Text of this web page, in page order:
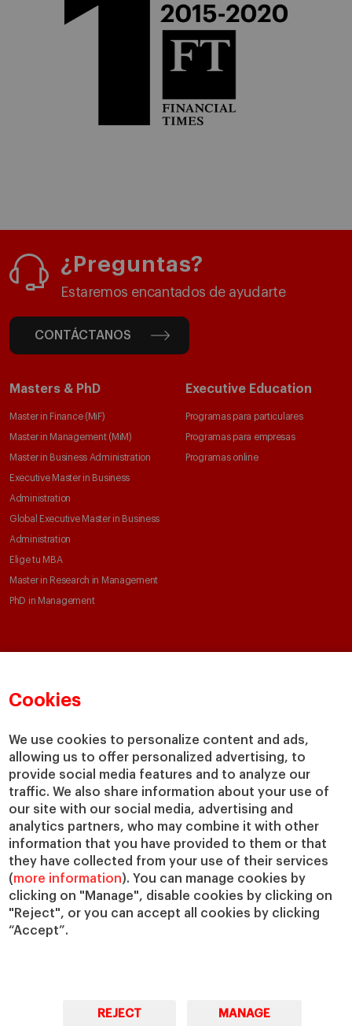
Cookies
We use cookies to personalize content and ads,
allowing us to offer personalized advertising, to
provide social media features and to analyze our
traffic. We also share information about your use of
our site with our social media, advertising and
analytics partners, who may combine it with other
information that you have provided to them or that
they have collected from your use of their services
(more information). You can manage cookies by
clicking on "Manage", disable cookies by clicking on
"Reject", or you can accept all cookies by clicking
“Accept”.
REJECT MANAGE
¿Preguntas?
Estaremos encantados de ayudarte
CONTÁCTANOS
Masters & PhD
Master in Finance (MiF)
Master in Management (MiM)
Master in Business Administration
Executive Master in Business
Administration
Global Executive Master in Business
Administration
Elige tu MBA
Master in Research in Management
PhD in Management
Executive Education
Programas para particulares
Programas para empresas
Programas online
Departamentos académicos
Cátedras
IESE Insight
IESE Publishing
Nuestro impacto
Colabora con el IESE
Servicios
Biblioteca
Canal de compliance
IESE Shop
Jobs @IESE